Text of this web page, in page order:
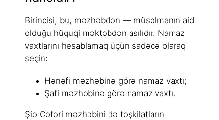
Birincisi, bu, məzhəbdən — müsəlmanın aid
olduğu hüquqi məktəbdən asılıdır. Namaz
vaxtlarını hesablamaq üçün sadəcə olaraq
seçin:
Hənəfi məzhəbinə görə namaz vaxtı;
Şafi məzhəbinə görə namaz vaxtı.
Şiə Cəfəri məzhəbini də təşkilatların